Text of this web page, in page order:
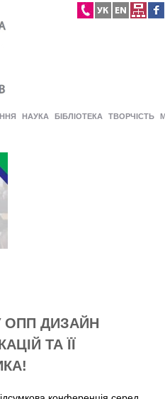
НАУКА БІБЛІОТЕКА ТВОРЧІСТЬ
ОПП ДИЗАЙН
ТА ЇЇ